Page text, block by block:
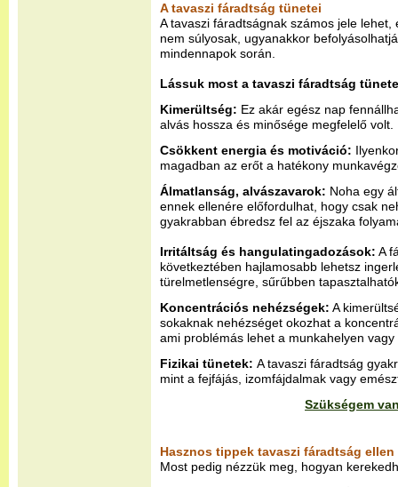
A tavaszi fáradtság tünetei
A tavaszi fáradtságnak számos jele
nem súlyosak, ugyanakkor
mindennapok során.
Lássuk most a tavaszi fáradtság
Kimerültség: Ez akár egész nap
alvás hossza és minősége megfelelő volt.
Csökkent energia és motiváció:
magadban az erőt a hatékony
Álmatlanság, alvászavarok: Noha egy
ennek ellenére előfordulhat, hogy csak
gyakrabban ébredsz fel az éjszaka
Irritáltság és hangulatingadozások: A
következtében hajlamosabb lehetsz
türelmetlenségre, sűrűbben
Koncentrációs nehézségek: A
sokaknak nehézséget okozhat a
ami problémás lehet a munkahelyen
Fizikai tünetek: A tavaszi fáradtság
mint a fejfájás, izomfájdalmak vagy
Szükségem
Hasznos tippek tavaszi fáradtság ellen
Most pedig nézzük meg, hogyan